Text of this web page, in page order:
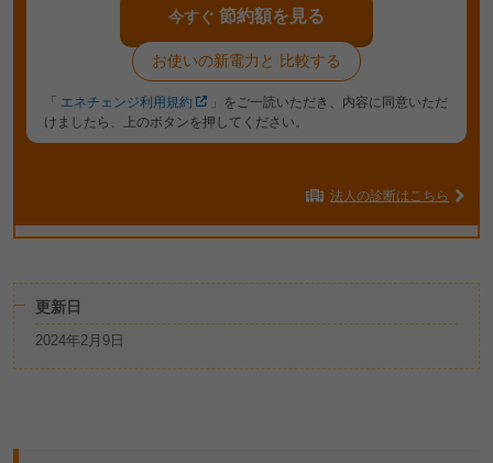
今すぐ 節約額を見る
お使いの新電力と 比較する
「 エネチェンジ利用規約
」をご一読いただき、内容に同意いただ
けましたら、上のボタンを押してください。
法人の診断はこちら
更新日
2024年2月9日